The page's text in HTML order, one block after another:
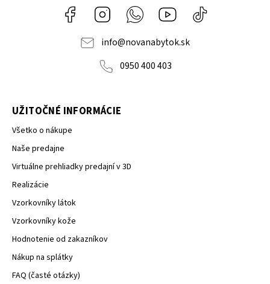
Facebook Instagram Whatsapp Youtube
nábytok
info@novanabytok.sk
0950 400 403
UŽITOČNÉ INFORMÁCIE
Všetko o nákupe
Naše predajne
Virtuálne prehliadky predajní v 3D
Realizácie
Vzorkovníky látok
Vzorkovníky kože
Hodnotenie od zakazníkov
Nákup na splátky
FAQ (časté otázky)